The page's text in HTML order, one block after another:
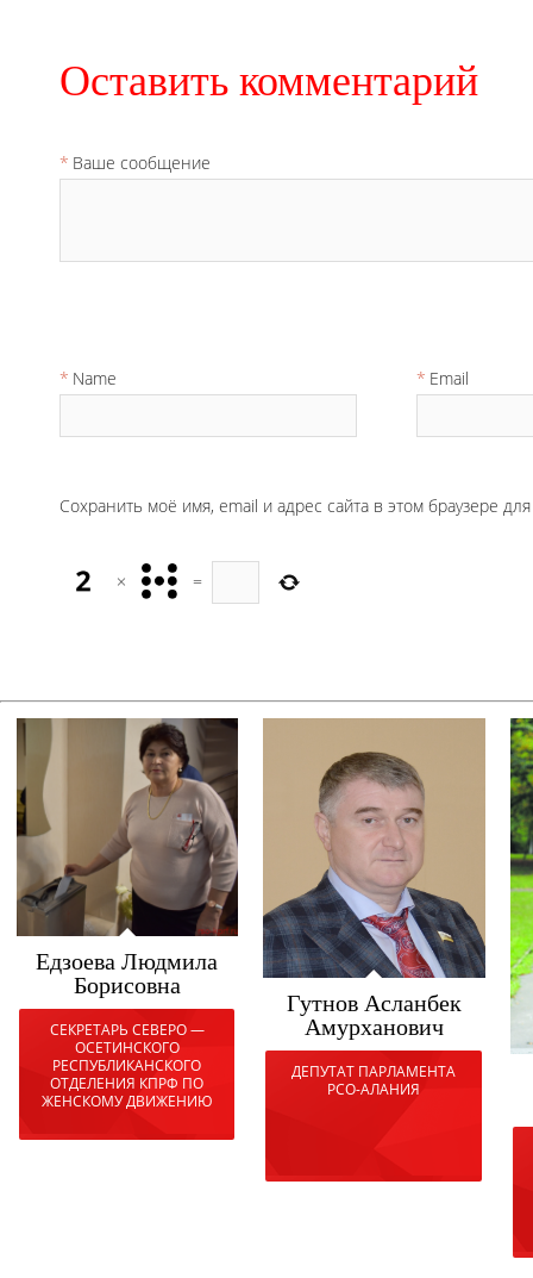
Оставить комментарий
Ваше сообщение
Name Email
Сохранить моё имя, email и адрес сайта в этом браузере
× =
Едзоева Людмила
Борисовна
СЕКРЕТАРЬ СЕВЕРО —
ОСЕТИНСКОГО
РЕСПУБЛИКАНСКОГО
ОТДЕЛЕНИЯ КПРФ ПО
ЖЕНСКОМУ ДВИЖЕНИЮ
Гутнов Асланбек
Амурханович
ДЕПУТАТ ПАРЛАМЕНТА
РСО-АЛАНИЯ